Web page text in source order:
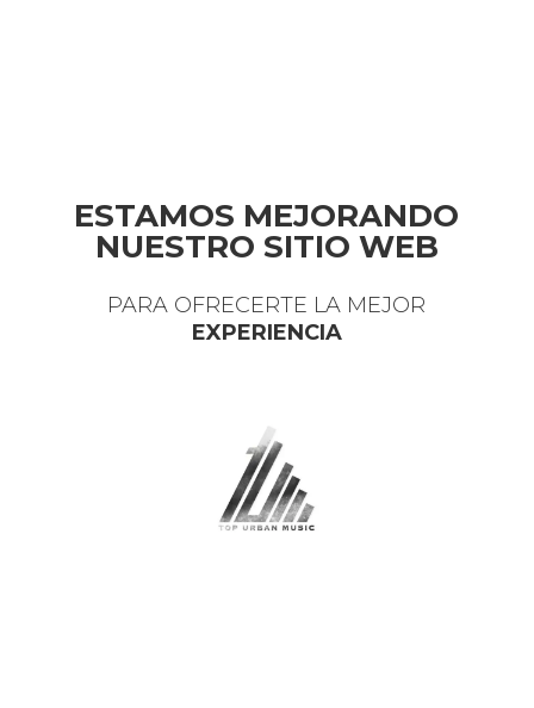
ESTAMOS MEJORANDO
NUESTRO SITIO WEB
PARA OFRECERTE LA MEJOR
EXPERIENCIA